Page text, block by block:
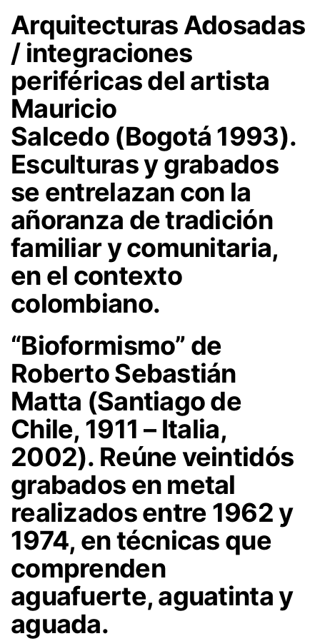
Arquitecturas Adosadas
/ integraciones
periféricasdel artista
Mauricio
Salcedo (Bogotá 1993).
Esculturas y grabados
se entrelazan con la
añoranza de tradición
familiar y comunitaria,
en el contexto
colombiano.
“Bioformismo” de
Roberto Sebastián
Matta (Santiago de
Chile, 1911 – Italia,
2002). Reúne veintidós
grabados en metal
realizados entre 1962 y
1974, en técnicas que
comprenden
aguafuerte, aguatinta y
aguada.